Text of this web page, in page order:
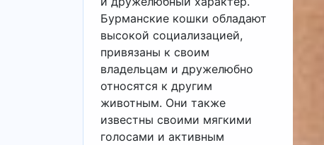
Бурманские кошки обладают
высокой социализацией,
привязаны к своим
владельцам и дружелюбно
относятся к другим
животным. Они также
известны своими мягкими
голосами и активным